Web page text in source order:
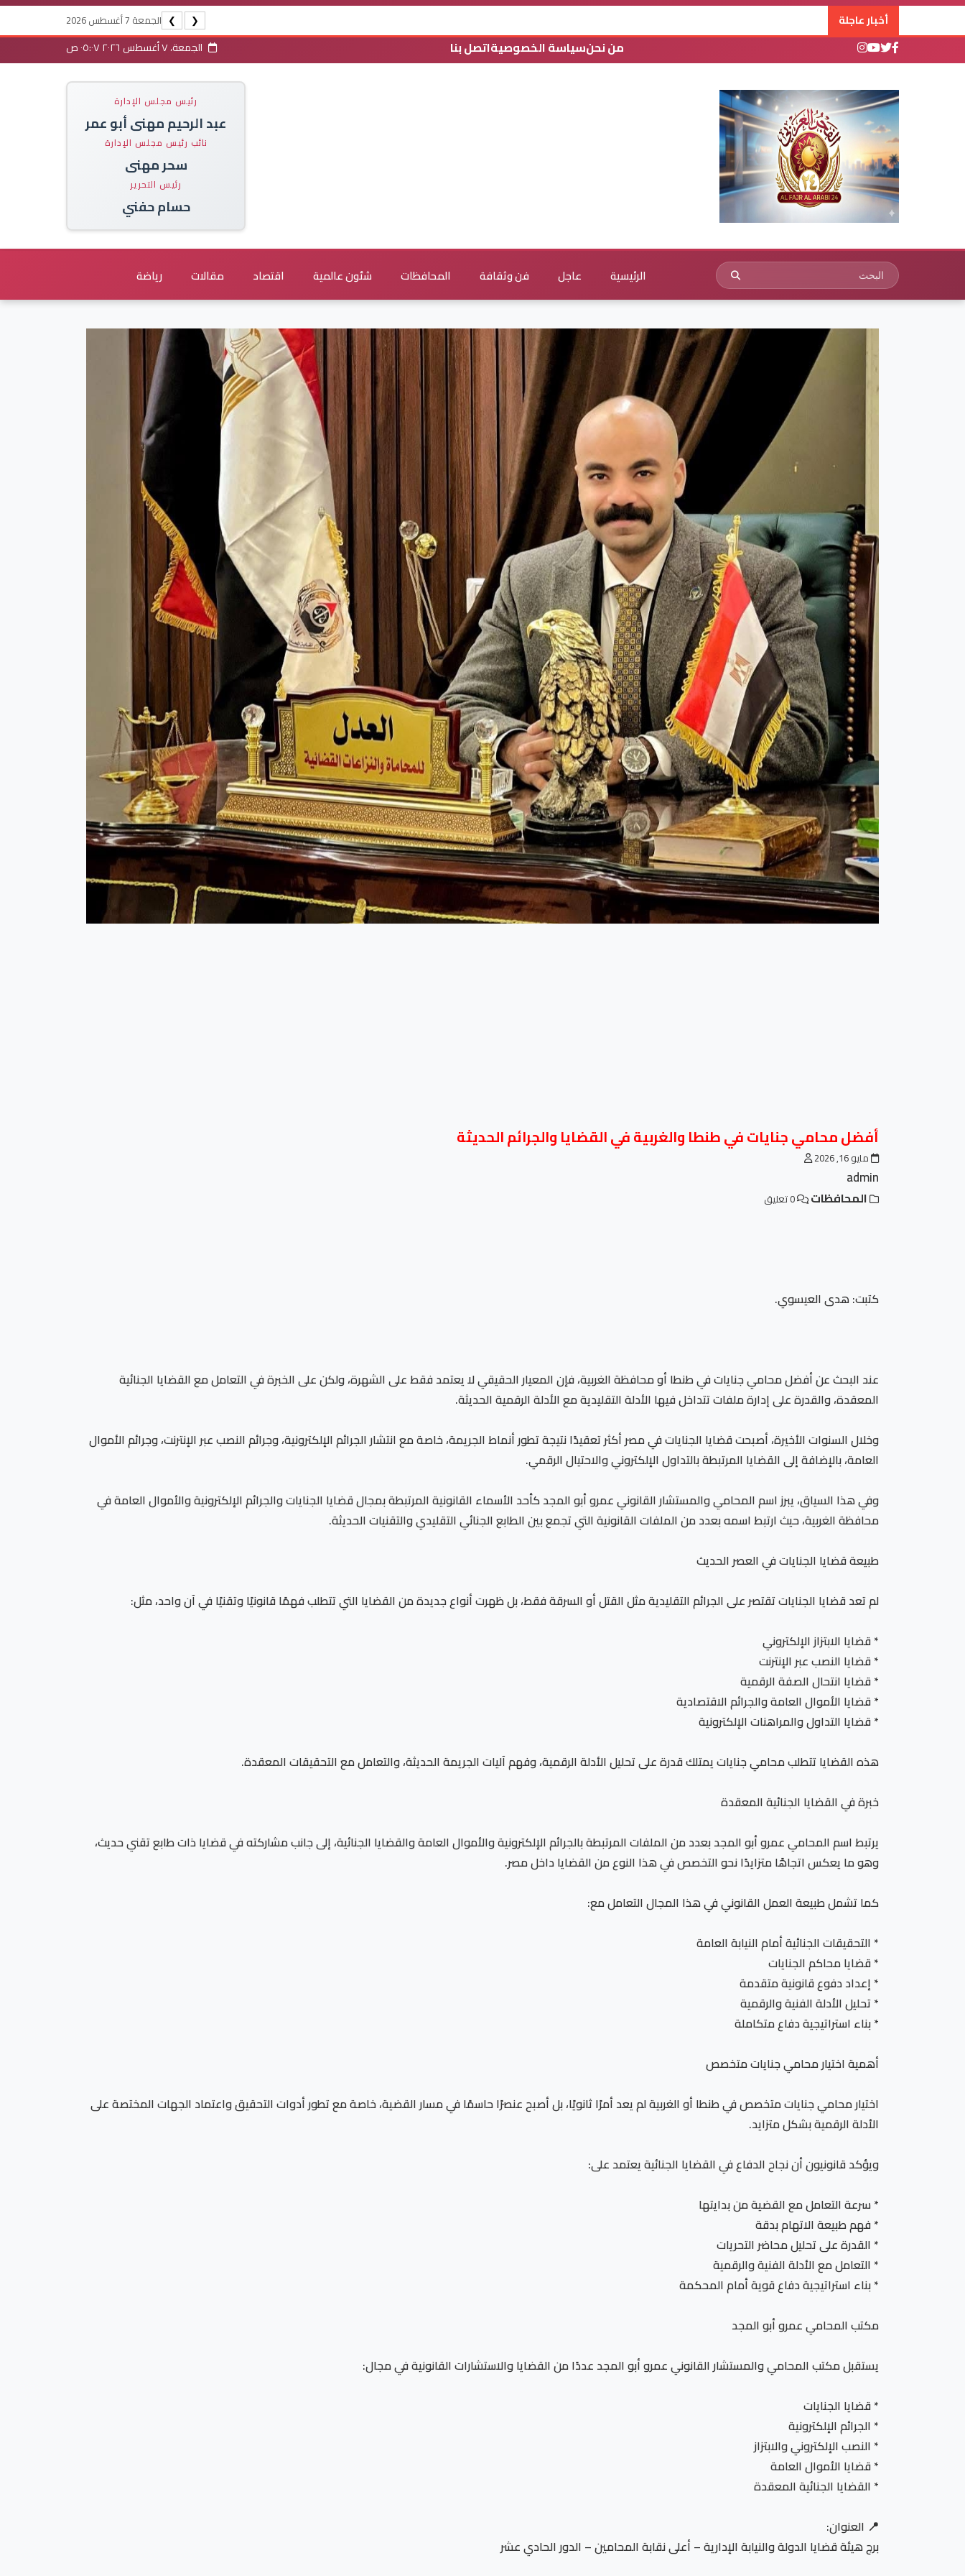
أخبار عاجلة ❮
❯ الجمعة 7 أغسطس 2026
من نحنسياسة الخصوصيةاتصل بنا الجمعة، ٧ أغسطس ٢٠٢٦ ٠٥:٠٧ ص
رئيس مجلس الإدارة
عبد الرحيم مهنى أبو عمر
نائب رئيس مجلس الإدارة
سحر مهنى
رئيس التحرير
حسام حفني
الرئيسية عاجل فن وثقافة المحافظات شئون عالمية اقتصاد مقالات رياضة
أفضل محامي جنايات في طنطا والغربية في القضايا والجرائم الحديثة
مايو 16, 2026
admin
المحافظات
كتبت: هدى العيسوي.
عند البحث عن أفضل محامي جنايات في طنطا أو محافظة الغربية، فإن المعيار الحقيقي لا يعتمد فقط على الشهرة، ولكن على الخبرة في التعامل مع القضايا الجنائية
المعقدة، والقدرة على إدارة ملفات تتداخل فيها الأدلة التقليدية مع الأدلة الرقمية الحديثة.
وخلال السنوات الأخيرة، أصبحت قضايا الجنايات في مصر أكثر تعقيدًا نتيجة تطور أنماط الجريمة، خاصة مع انتشار الجرائم الإلكترونية، وجرائم النصب عبر الإنترنت، وجرائم الأموال
العامة، بالإضافة إلى القضايا المرتبطة بالتداول الإلكتروني والاحتيال الرقمي.
وفي هذا السياق، يبرز اسم المحامي والمستشار القانوني عمرو أبو المجد كأحد الأسماء القانونية المرتبطة بمجال قضايا الجنايات والجرائم الإلكترونية والأموال العامة في
محافظة الغربية، حيث ارتبط اسمه بعدد من الملفات القانونية التي تجمع بين الطابع الجنائي التقليدي والتقنيات الحديثة.
طبيعة قضايا الجنايات في العصر الحديث
لم تعد قضايا الجنايات تقتصر على الجرائم التقليدية مثل القتل أو السرقة فقط، بل ظهرت أنواع جديدة من القضايا التي تتطلب فهمًا قانونيًا وتقنيًا في آن واحد، مثل:
* قضايا الابتزاز الإلكتروني
* قضايا النصب عبر الإنترنت
* قضايا انتحال الصفة الرقمية
* قضايا الأموال العامة والجرائم الاقتصادية
* قضايا التداول والمراهنات الإلكترونية
هذه القضايا تتطلب محامي جنايات يمتلك قدرة على تحليل الأدلة الرقمية، وفهم آليات الجريمة الحديثة، والتعامل مع التحقيقات المعقدة.
خبرة في القضايا الجنائية المعقدة
يرتبط اسم المحامي عمرو أبو المجد بعدد من الملفات المرتبطة بالجرائم الإلكترونية والأموال العامة والقضايا الجنائية، إلى جانب مشاركته في قضايا ذات طابع تقني حديث،
وهو ما يعكس اتجاهًا متزايدًا نحو التخصص في هذا النوع من القضايا داخل مصر.
كما تشمل طبيعة العمل القانوني في هذا المجال التعامل مع:
* التحقيقات الجنائية أمام النيابة العامة
* قضايا محاكم الجنايات
* إعداد دفوع قانونية متقدمة
* تحليل الأدلة الفنية والرقمية
* بناء استراتيجية دفاع متكاملة
أهمية اختيار محامي جنايات متخصص
اختيار محامي جنايات متخصص في طنطا أو الغربية لم يعد أمرًا ثانويًا، بل أصبح عنصرًا حاسمًا في مسار القضية، خاصة مع تطور أدوات التحقيق واعتماد الجهات المختصة على
الأدلة الرقمية بشكل متزايد.
ويؤكد قانونيون أن نجاح الدفاع في القضايا الجنائية يعتمد على:
* سرعة التعامل مع القضية من بدايتها
* فهم طبيعة الاتهام بدقة
* القدرة على تحليل محاضر التحريات
* التعامل مع الأدلة الفنية والرقمية
* بناء استراتيجية دفاع قوية أمام المحكمة
مكتب المحامي عمرو أبو المجد
يستقبل مكتب المحامي والمستشار القانوني عمرو أبو المجد عددًا من القضايا والاستشارات القانونية في مجال:
* قضايا الجنايات
* الجرائم الإلكترونية
* النصب الإلكتروني والابتزاز
* قضايا الأموال العامة
* القضايا الجنائية المعقدة
📍 العنوان:
برج هيئة قضايا الدولة والنيابة الإدارية – أعلى نقابة المحامين – الدور الحادي عشر